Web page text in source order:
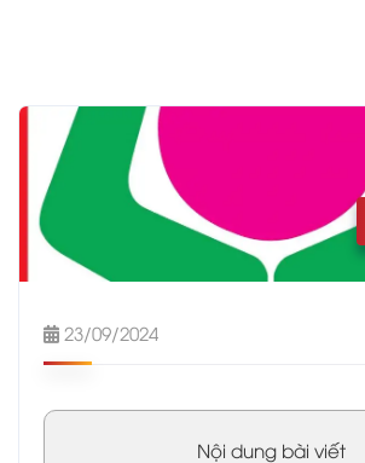
23/09/2024
Nội dung bài viết